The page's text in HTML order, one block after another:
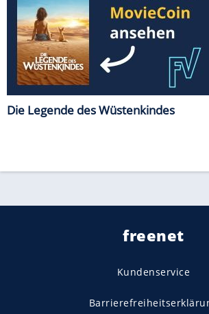
Die Legende des Wüstenkindes
freenet
Kundenservice